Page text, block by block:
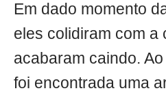
Em dado momento
eles colidiram com a
acabaram caindo.
foi encontrada uma